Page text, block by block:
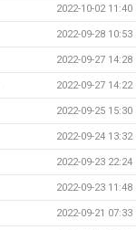
2022-10-02 11:40
2022-09-28 10:53
2022-09-27 14:28
2022-09-27 14:22
2022-09-25 15:30
2022-09-24 13:32
2022-09-23 22:24
2022-09-23 11:48
2022-09-21 07:33